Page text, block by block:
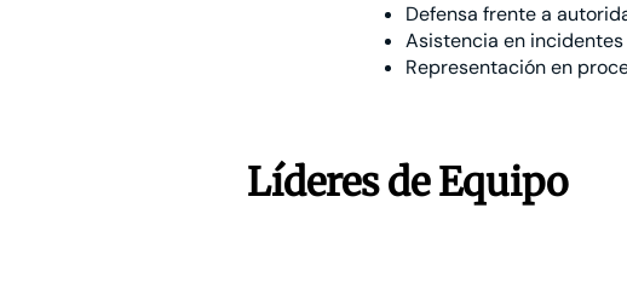
Defensa frente a
Asistencia en
Representación en
Líderes de Equipo